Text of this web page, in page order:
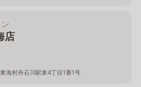
店
海村舟石川駅東4丁目1番1号